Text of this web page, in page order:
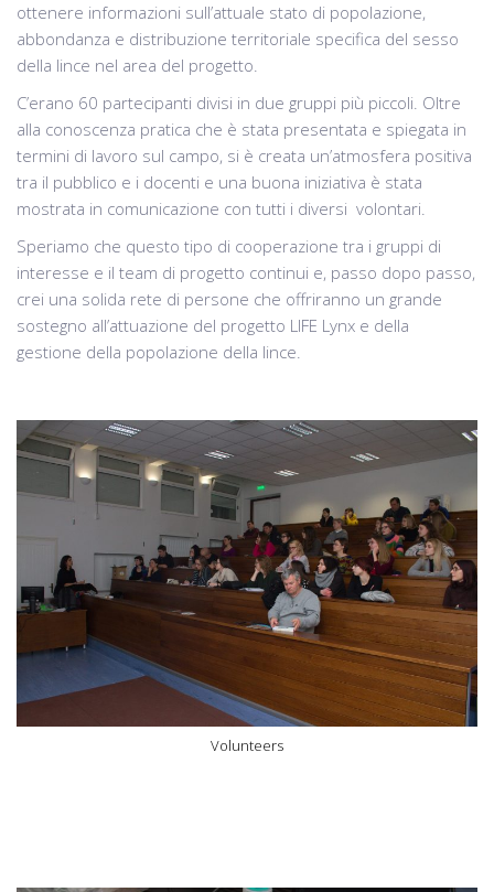
ottenere informazioni sull’attuale stato di popolazione,
abbondanza e distribuzione territoriale specifica del sesso
della lince nel area del progetto.
C’erano 60 partecipanti divisi in due gruppi più piccoli. Oltre
alla conoscenza pratica che è stata presentata e spiegata in
termini di lavoro sul campo, si è creata un’atmosfera positiva
tra il pubblico e i docenti e una buona iniziativa è stata
mostrata in comunicazione con tutti i diversi volontari.
Speriamo che questo tipo di cooperazione tra i gruppi di
interesse e il team di progetto continui e, passo dopo passo,
crei una solida rete di persone che offriranno un grande
sostegno all’attuazione del progetto LIFE Lynx e della
gestione della popolazione della lince.
Volunteers